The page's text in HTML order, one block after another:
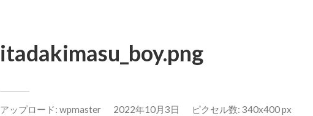
itadakimasu_boy.png
アップロード: wpmaster 2022年10月3日 ピクセル数: 340x400 px